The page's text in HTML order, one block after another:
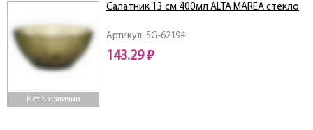
Нет в наличии
Артикул: SG-62194
Салатник 13 см 400мл ALTA MAREA стекло
143.29 ₽